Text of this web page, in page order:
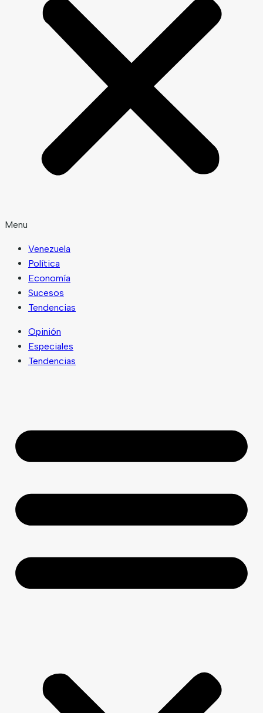
Menu
Venezuela
Política
Economía
Sucesos
Tendencias
Opinión
Especiales
Tendencias